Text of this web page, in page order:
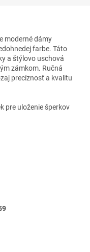
moderné dámy
farbe. Táto
a štýlovo uschová
zámkom. Ručná
precíznosť a kvalitu
pre uloženie šperkov